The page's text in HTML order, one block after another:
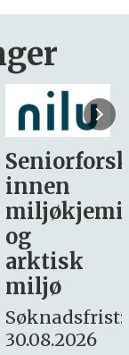
søker
– fast
Søknadsfrist:
16. august.